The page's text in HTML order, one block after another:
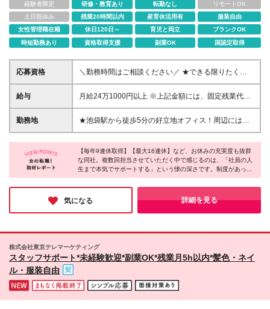
経験者限定
研修・教育あり 転勤なし
リモートOK
土日祝休み
残業20時間以内 産育休活用有
服装自由
女性管理職在籍
休日120日～ 育児と両立
ブランクOK
時短勤務あり
資格取得支援 副業OK 国認定取得
応募資格
＼勤務時間はご相談ください／ ★できる限りたくさ
んの方にお会いします！ □未経験歓迎・ブランク・社
会人デビューOK □学歴不問 □基本的なタイピングがで
新） ※更新上限：無
給与
月給24万1000円以上 ※上記金額には、固定残業代（1
万6500円～／10時間分）を含む。超過分は別途支給
します。 ※試用（研修）期間3ヶ月（期間中の給与・
す 上記金額は、週5日/8時間勤務の場合の月給額で
す。 勤務日数、勤務時間により月給額が決定いたし
ますので、 【時短勤務】をご希望の方は、面接時に
勤務地
★池袋駅から徒歩5分の好立地オフィス！周辺にはカ
フェやショップが充実♪ ★転勤なし 【本社】東京都豊
島区南池袋2-29-9 損保ジャパン南池袋ビル8F （変更
の範囲）上記を除く当社関連勤務地
【毎年9連休取得】【最大16連休】など、お休みの充実度も抜群
な同社。複数回担当させていただく中で感じるのは、「社員の人
生まで本気でサポートする」という懐の深さです。制度があって
も使えない企業が多い中、同社は多くのコミュニケーターとの連
携により、誰もが気兼ねなく長期休暇を取れる仕組みを確立して
います。仕事だけでなく、自分の夢や生活も楽しみたい。そんな
願いが叶う職場だと、胸を張っておすすめできます！
気になる 詳細を見る
株式会社東京テレマーケティング
スタッフサポート*未経験歓迎*副業OK*残業月5h以内*髪色・ネイ
ル・服装自由